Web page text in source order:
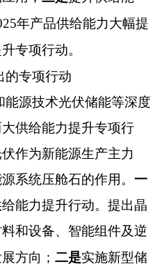
年产品供给能力大幅提
专项行动。
的专项行动
能源技术光伏储能等深度
供给能力提升专项行
作为新能源生产主力
系统压舱石的作用。 一
能力提升行动。提出晶
和设备、智能组件及逆
方向； 二是实施新型储